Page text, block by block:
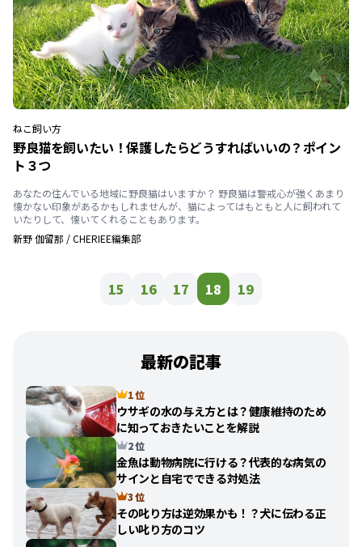
ねこ飼い方
野良猫を飼いたい！保護したらどうすればいいの？ポイン
ト３つ
あなたの住んでいる地域に野良猫はいますか？ 野良猫は警戒心が強くあまり
懐かない印象があるかもしれませんが、猫によってはもともと人に飼われて
いたりして、懐いてくれることもあります。
新野 伽留那 /CHERIEE編集部
15 16 17 18 19
最新の記事
1 位
ウサギの水の与え方とは？健康維持のため
に知っておきたいことを解説
2 位
金魚は動物病院に行ける？代表的な病気の
サインと自宅でできる対処法
3 位
その叱り方は逆効果かも！？犬に伝わる正
しい叱り方のコツ